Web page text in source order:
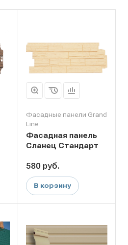
Фасадные панели Grand
Line
Фасадная панель
Сланец Стандарт
580 руб.
В корзину